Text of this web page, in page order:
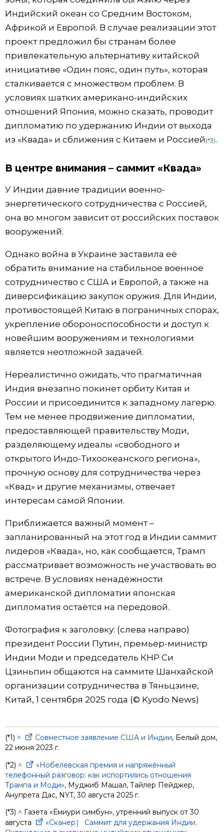
Индийский океан со Средним Востоком,
Африкой и Европой. В случае реализации этот
проект предложил бы странам более
привлекательную альтернативу китайской
инициативе «Один пояс, один путь», которая
сталкивается с множеством проблем. В
условиях шатких американо-индийских
отношений Япония, можно сказать, проводит
дипломатию по удержанию Индии от выхода
из «Квада» и сближения с Китаем и Россией (*3).
В центре внимания – саммит «Квада»
У Индии давние традиции военно-
энергетического сотрудничества с Россией,
она во многом зависит от российских поставок
вооружений.
Однако война в Украине заставила её
обратить внимание на стабильное военное
сотрудничество с США и Европой, а также на
диверсификацию закупок оружия. Для Индии,
противостоящей Китаю в пограничных спорах,
укрепление обороноспособности и доступ к
новейшим вооружениям и технологиями
является неотложной задачей.
Нереалистично ожидать, что прагматичная
Индия внезапно покинет орбиту Китая и
России и присоединится к западному лагерю.
Тем не менее продвижение дипломатии,
предоставляющей правительству Моди,
разделяющему идеалы «свободного и
открытого Индо-Тихоокеанского региона»,
прочную основу для сотрудничества через
«Квад» и другие механизмы, отвечает
интересам самой Японии.
Приближается важный момент –
запланированный на этот год в Индии саммит
лидеров «Квада», но, как сообщается, Трамп
рассматривает возможность не участвовать во
встрече. В условиях ненадёжности
американской дипломатии японская
дипломатия остаётся на передовой.
Фотография к заголовку: (слева направо)
президент России Путин, премьер-министр
Индии Моди и председатель КНР Си
Цзиньпин общаются на саммите Шанхайской
организации сотрудничества в Тяньцзине,
Китай, 1 сентября 2025 года (© Kyodo News)
(*1) ^ Совместное заявление США и Индии, Белый дом,
22 июня 2023 г.
(*2) ^
«Нобелевская премия и напряжённый
телефонный разговор: как испортились отношения
Трампа и Моди», Муджиб Машал, Тайлер Пейджер,
Анупрета Дас, NYT, 30 августа 2025 г.
(*3) ^ Газета «Ёмиури симбун», утренний выпуск от 30
августа
«Сканер］ Саммит для удержания Индии.